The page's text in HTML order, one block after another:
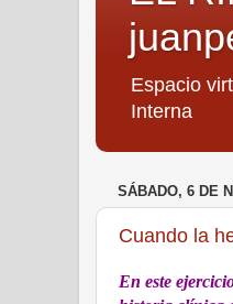
Espacio
Interna
SÁBADO, 6 DE
Cuando la
En este